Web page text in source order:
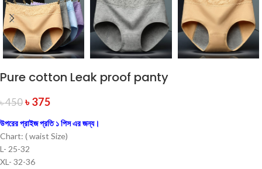
Pure cotton Leak proof panty
৳450 ৳375
উপরের প্রাইজ প্রতি ১ পিস এর জন্য।
Chart: ( waist Size)
L- 25-32
XL- 32-36